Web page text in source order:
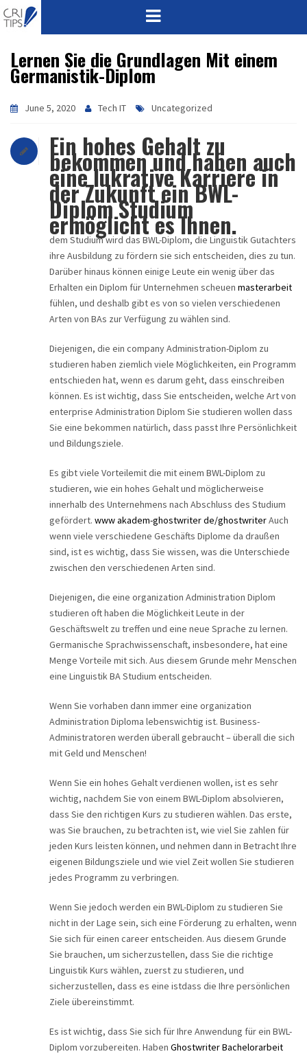
HOME
MISSION
CORPORATE
QUALITY
AWARDS
PRODUCTS
CONTACT
Lernen Sie die Grundlagen Mit einem
Germanistik-Diplom
June 5, 2020 Tech IT Uncategorized
Ein hohes Gehalt zu
bekommen und haben auch
eine lukrative Karriere in
der Zukunft ein BWL-
Diplom Studium
ermöglicht es Ihnen.
dem Studium wird das BWL-Diplom, die Linguistik Gutachters
ihre Ausbildung zu fördern sie sich entscheiden, dies zu tun.
Darüber hinaus können einige Leute ein wenig über das
Erhalten ein Diplom für Unternehmen scheuen masterarbeit
fühlen, und deshalb gibt es von so vielen verschiedenen
Arten von BAs zur Verfügung zu wählen sind.
Diejenigen, die ein company Administration-Diplom zu
studieren haben ziemlich viele Möglichkeiten, ein Programm
entschieden hat, wenn es darum geht, dass einschreiben
können. Es ist wichtig, dass Sie entscheiden, welche Art von
enterprise Administration Diplom Sie studieren wollen dass
Sie eine bekommen natürlich, dass passt Ihre Persönlichkeit
und Bildungsziele.
Es gibt viele Vorteilemit die mit einem BWL-Diplom zu
studieren, wie ein hohes Gehalt und möglicherweise
innerhalb des Unternehmens nach Abschluss des Studium
gefördert. www akadem-ghostwriter de/ghostwriterAuch
wenn viele verschiedene Geschäfts Diplome da draußen
sind, ist es wichtig, dass Sie wissen, was die Unterschiede
zwischen den verschiedenen Arten sind.
Diejenigen, die eine organization Administration Diplom
studieren oft haben die Möglichkeit Leute in der
Geschäftswelt zu treffen und eine neue Sprache zu lernen.
Germanische Sprachwissenschaft, insbesondere, hat eine
Menge Vorteile mit sich. Aus diesem Grunde mehr Menschen
eine Linguistik BA Studium entscheiden.
Wenn Sie vorhaben dann immer eine organization
Administration Diploma lebenswichtig ist. Business-
Administratoren werden überall gebraucht – überall die sich
mit Geld und Menschen!
Wenn Sie ein hohes Gehalt verdienen wollen, ist es sehr
wichtig, nachdem Sie von einem BWL-Diplom absolvieren,
dass Sie den richtigen Kurs zu studieren wählen. Das erste,
was Sie brauchen, zu betrachten ist, wie viel Sie zahlen für
jeden Kurs leisten können, und nehmen dann in Betracht Ihre
eigenen Bildungsziele und wie viel Zeit wollen Sie studieren
jedes Programm zu verbringen.
Wenn Sie jedoch werden ein BWL-Diplom zu studieren Sie
nicht in der Lage sein, sich eine Förderung zu erhalten, wenn
Sie sich für einen career entscheiden. Aus diesem Grunde
Sie brauchen, um sicherzustellen, dass Sie die richtige
Linguistik Kurs wählen, zuerst zu studieren, und
sicherzustellen, dass es eine istdass die Ihre persönlichen
Ziele übereinstimmt.
Es ist wichtig, dass Sie sich für Ihre Anwendung für ein BWL-
Diplom vorzubereiten. Haben Ghostwriter Bachelorarbeit